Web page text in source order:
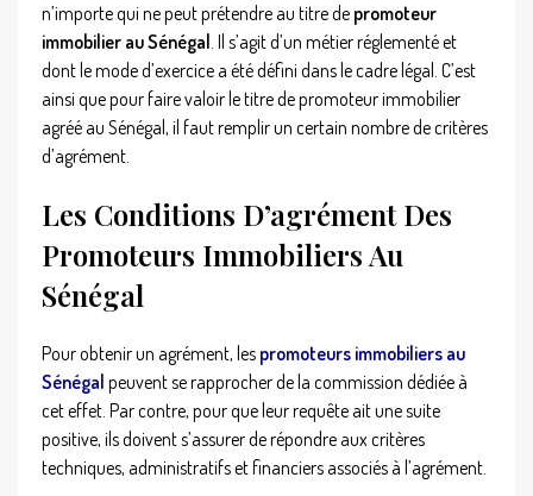
n’importe qui ne peut prétendre au titre de promoteur
immobilier au Sénégal. Il s’agit d’un métier réglementé et
dont le mode d’exercice a été défini dans le cadre légal. C’est
ainsi que pour faire valoir le titre de promoteur immobilier
agréé au Sénégal, il faut remplir un certain nombre de critères
d’agrément.
Les Conditions D’agrément Des
Promoteurs Immobiliers Au
Sénégal
Pour obtenir un agrément, les promoteurs immobiliers au
Sénégal peuvent se rapprocher de la commission dédiée à
cet effet. Par contre, pour que leur requête ait une suite
positive, ils doivent s’assurer de répondre aux critères
techniques, administratifs et financiers associés à l’agrément.